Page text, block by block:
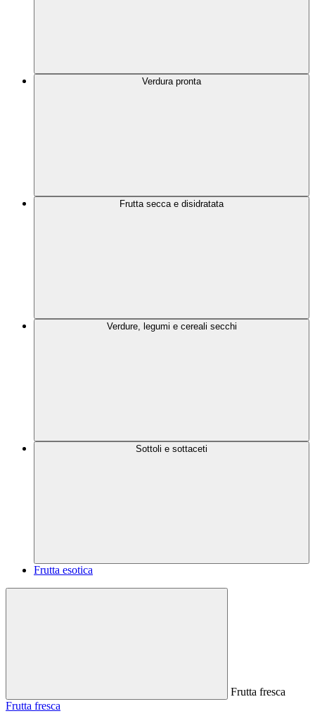
Verdura pronta
Frutta secca e disidratata
Verdure, legumi e cereali secchi
Sottoli e sottaceti
Frutta esotica
Frutta fresca
Frutta fresca